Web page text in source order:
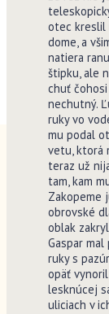
otec kreslil
dome, a
natiera
štipku, ale
chuť
nechutný.
ruky vo
mu podal
vetu, ktorá
teraz už
tam, kam
Zakopeme
obrovské
oblak
Gaspar
ruky s
opäť
lesknúcej
uliciach v